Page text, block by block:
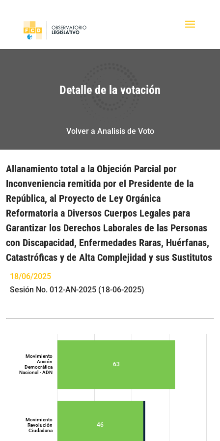
Detalle de la votación
Volver a Analisis de Voto
Allanamiento total a la Objeción Parcial por
Inconveniencia remitida por el Presidente de la
República, al Proyecto de Ley Orgánica
Reformatoria a Diversos Cuerpos Legales para
Garantizar los Derechos Laborales de las Personas
con Discapacidad, Enfermedades Raras, Huérfanas,
Catastróficas y de Alta Complejidad y sus Sustitutos
18/06/2025
Sesión No. 012-AN-2025 (18-06-2025)
46
63
Movimiento
Revolución
Ciudadana
Movimiento
Acción
Democrática
Nacional - ADN